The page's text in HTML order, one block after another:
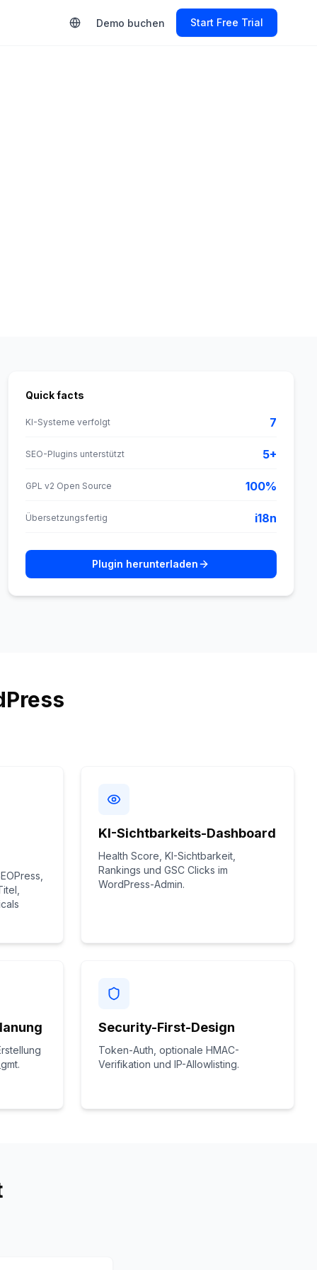
Demo buchen Start Free Trial
Quick facts
KI-Systeme verfolgt 7
SEO-Plugins unterstützt 5+
GPL v2 Open Source 100%
Übersetzungsfertig i18n
Plugin herunterladen
KI-Sichtbarkeits-Dashboard
Health Score, KI-Sichtbarkeit,
Rankings und GSC Clicks im
WordPress-Admin.
Security-First-Design
Token-Auth, optionale HMAC-
Verifikation und IP-Allowlisting.